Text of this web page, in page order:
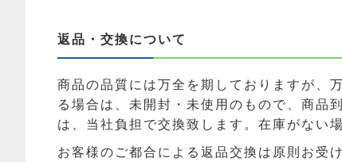
返品・交換について
商品の品質には万全を期しておりますが、
る場合は、未開封・未使用のもので、商品
は、当社負担で交換致します。在庫がない
お客様のご都合による返品交換は原則お受